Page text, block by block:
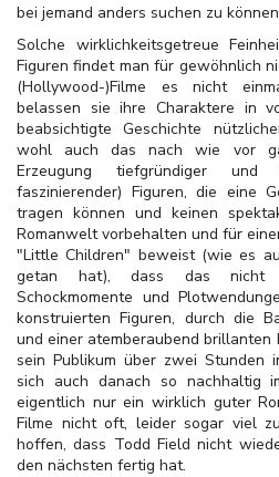
bei jemand anders suchen zu
Solche wirklichkeitsgetreue
Figuren findet man für gewöhnlich
(Hollywood-)Filme es nicht
belassen sie ihre Charaktere in
beabsichtigte Geschichte
wohl auch das nach wie vor
Erzeugung tiefgründiger
faszinierender) Figuren, die eine
tragen können und keinen
Romanwelt vorbehalten und für
"Little Children" beweist (wie es
getan hat), dass das nicht
Schockmomente und
konstruierten Figuren, durch die
und einer atemberaubend brillanten
sein Publikum über zwei Stunden
sich auch danach so nachhaltig
eigentlich nur ein wirklich guter
Filme nicht oft, leider sogar viel
hoffen, dass Todd Field nicht
den nächsten fertig hat.